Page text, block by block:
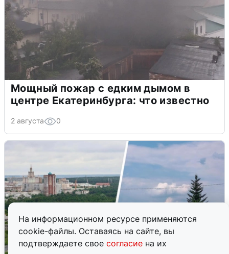
На информационном ресурсе применяются
cookie-файлы. Оставаясь на сайте, вы
подтверждаете свое согласие на их
Мощный пожар с едким дымом в
центре Екатеринбурга: что известно
2 августа 0